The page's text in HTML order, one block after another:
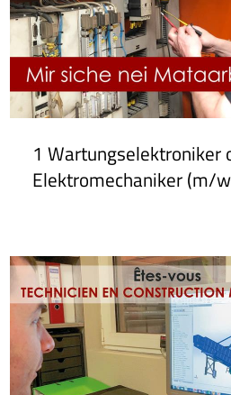
1 Wartungselektroniker
Elektromechaniker (m/